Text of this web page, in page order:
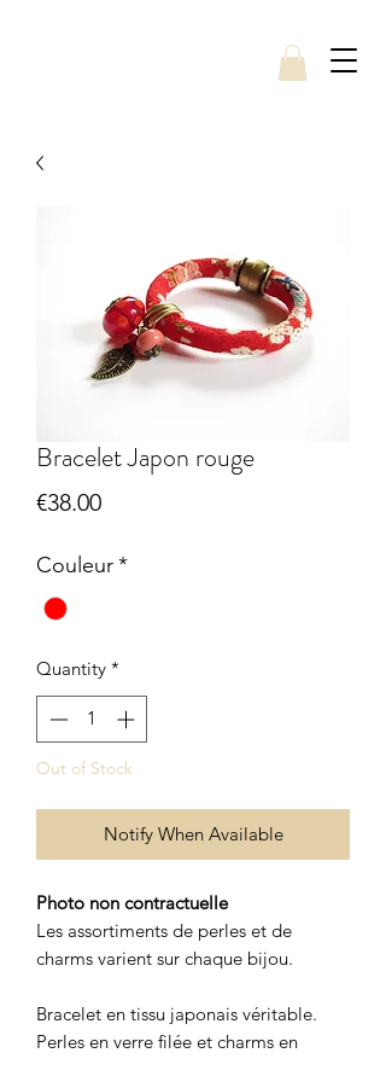
Bracelet Japon rouge
€38.00Price
Couleur*
Quantity *
Out of Stock
Notify When Available
Photo non contractuelle
Les assortiments de perles et de
charms varient sur chaque bijou.
Bracelet en tissu japonais véritable.
Perles en verre filée et charms en